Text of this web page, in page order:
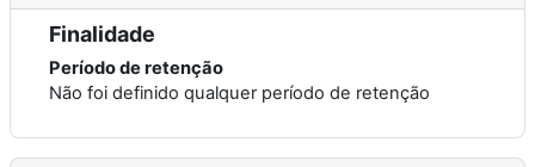
Finalidade
Período de retenção
Não foi definido qualquer período de retenção